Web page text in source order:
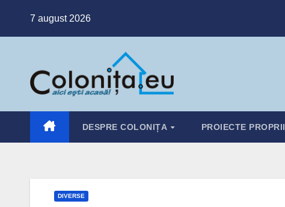
7 august 2026
DESPRE COLONIȚA PROIECTE PROPRII
DIVERSE